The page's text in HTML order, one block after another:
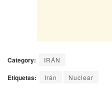
Category: IRÁN
Etiquetas: Irán Nuclear